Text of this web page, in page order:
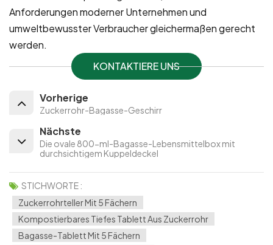
Anforderungen moderner Unternehmen und
umweltbewusster Verbraucher gleichermaßen gerecht
werden.
KONTAKTIERE UNS
Vorherige
Zuckerrohr-Bagasse-Geschirr
Nächste
Die ovale 800-ml-Bagasse-Lebensmittelbox mit
durchsichtigem Kuppeldeckel
STICHWORTE :
Zuckerrohrteller Mit 5 Fächern
Kompostierbares Tiefes Tablett Aus Zuckerrohr
Bagasse-Tablett Mit 5 Fächern